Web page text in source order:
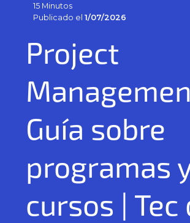
15 Minutos
Publicado el 1/07/2026
Project
Guía sobre
programas
cursos | Tec